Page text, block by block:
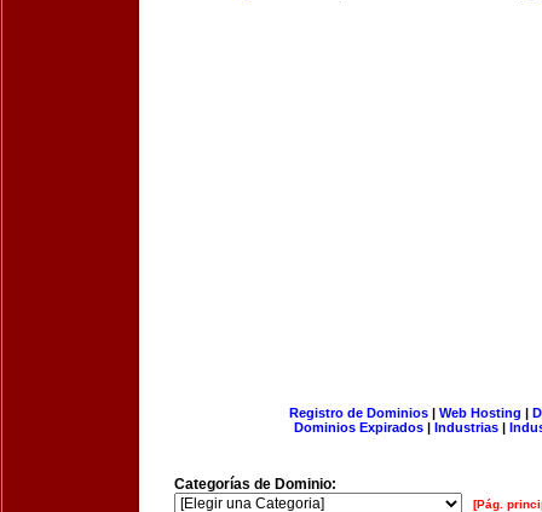
Registro de Dominios| Web Hosting |
Dominios Expirados | Industrias |
Categorías de Dominio:
[Pág.